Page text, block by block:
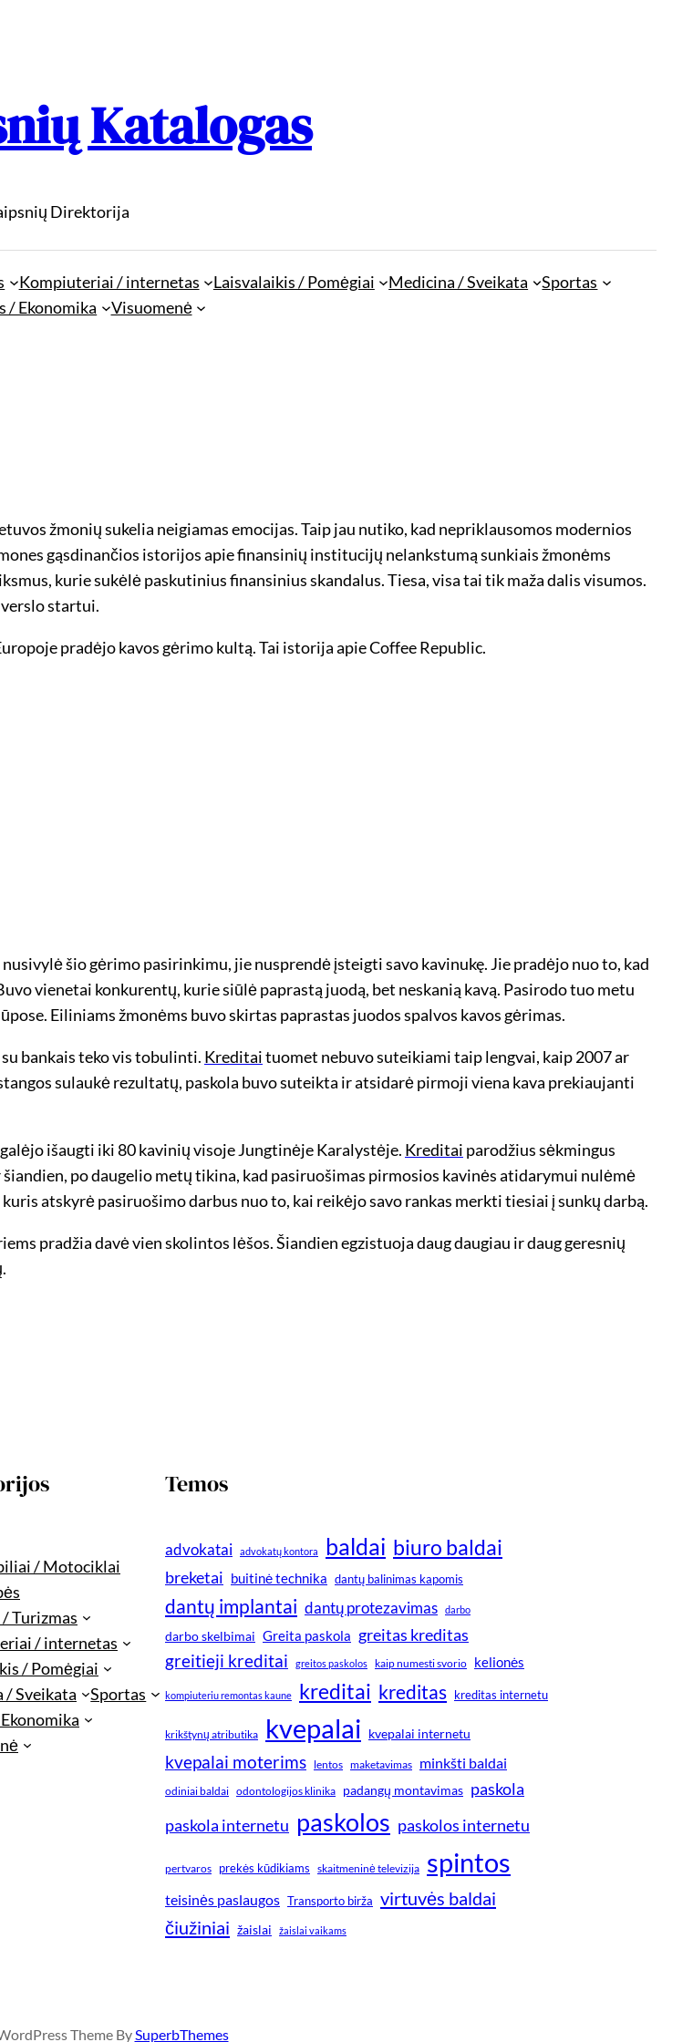
Katalogas
Direktorija
Kompiuteriai / internetas Laisvalaikis / Pomėgiai Medicina / Sveikata
Sportas
/ Ekonomika
Visuomenė
žmonių sukelia neigiamas emocijas. Taip jau nutiko, kad nepriklausomos modernios
gąsdinančios istorijos apie finansinių institucijų nelankstumą sunkiais žmonėms
kurie sukėlė paskutinius finansinius skandalus. Tiesa, visa tai tik maža dalis visumos.
verslo startui.
pradėjo kavos gėrimo kultą. Tai istorija apie Coffee Republic.
šio gėrimo pasirinkimu, jie nusprendė įsteigti savo kavinukę. Jie pradėjo nuo to, kad
vienetai konkurentų, kurie siūlė paprastą juodą, bet neskanią kavą. Pasirodo tuo metu
Eiliniams žmonėms buvo skirtas paprastas juodos spalvos kavos gėrimas.
bankais teko vis tobulinti. Kreditaituomet nebuvo suteikiami taip lengvai, kaip 2007 ar
sulaukė rezultatų, paskola buvo suteikta ir atsidarė pirmoji viena kava prekiaujanti
išaugti iki 80 kavinių visoje Jungtinėje Karalystėje. Kreditai parodžius sėkmingus
po daugelio metų tikina, kad pasiruošimas pirmosios kavinės atidarymui nulėmė
atskyrė pasiruošimo darbus nuo to, kai reikėjo savo rankas merkti tiesiai į sunkų darbą.
pradžia davė vien skolintos lėšos. Šiandien egzistuoja daug daugiau ir daug geresnių
/ Motociklai
Turizmas
/ internetas
/ Pomėgiai
/ Sveikata
Sportas
Temos
advokatai advokatų kontora baldai biuro baldai
breketai buitinė technika dantų balinimas kapomis
dantų implantai dantų protezavimas darbo
darbo skelbimai Greita paskola greitas kreditas
greitieji kreditai greitos paskolos kaip numesti svorio kelionės
kompiuteriu remontas kaune kreditai kreditas kreditas internetu
krikštynų atributika kvepalai kvepalai internetu
kvepalai moterims lentos maketavimas minkšti baldai
odiniai baldai odontologijos klinika padangų montavimas paskola
paskola internetu paskolos paskolos internetu
pertvaros prekės kūdikiams skaitmeninė televizija spintos
teisinės paslaugos Transporto birža virtuvės baldai
čiužiniai žaislai žaislai vaikams
Theme By SuperbThemes